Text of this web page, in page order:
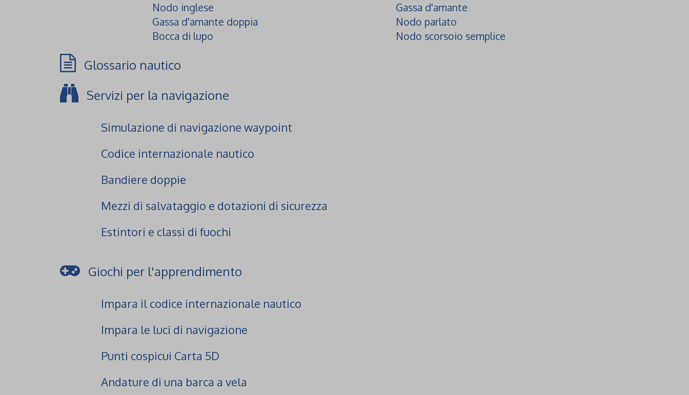
Nodo inglese
Gassa d'amante
Gassa d'amante doppia
Nodo parlato
Bocca di lupo
Nodo scorsoio semplice
Glossario nautico
Servizi per la navigazione
Simulazione di navigazione waypoint
Codice internazionale nautico
Bandiere doppie
Mezzi di salvataggio e dotazioni di sicurezza
Estintori e classi di fuochi
Giochi per l'apprendimento
Impara il codice internazionale nautico
Impara le luci di navigazione
Punti cospicui Carta 5D
Andature di una barca a vela